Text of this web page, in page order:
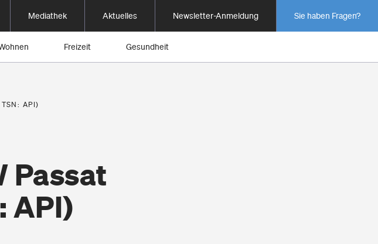
Mediathek Aktuelles Newsletter-Anmeldung Sie haben Fragen?
Freizeit Gesundheit
API)
Passat
API)